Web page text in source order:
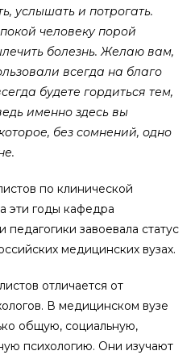
услышать и потрогать.
человеку порой
болезнь. Желаю вам,
всегда на благо
будете гордиться тем,
именно здесь вы
без сомнений, одно
по клинической
эти годы кафедра
педагогики завоевала статус
медицинских вузах.
отличается от
В медицинском вузе
общую, социальную,
психологию. Они изучают